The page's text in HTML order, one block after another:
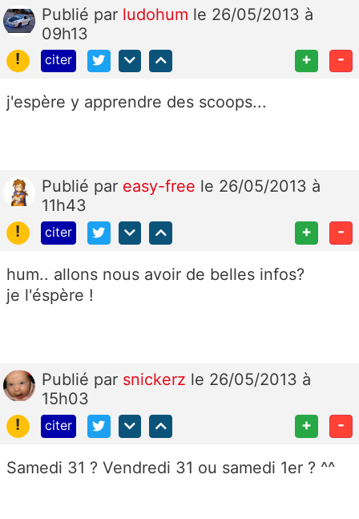
Publié par ludohum le 26/05/2013 à
09h13
!
citer + -
j'espère y apprendre des scoops...
Publié par easy-free le 26/05/2013 à
11h43
!
citer + -
hum.. allons nous avoir de belles infos?
je l'éspère !
Publié par snickerz le 26/05/2013 à
15h03
!
citer + -
Samedi 31 ? Vendredi 31 ou samedi 1er ? ^^